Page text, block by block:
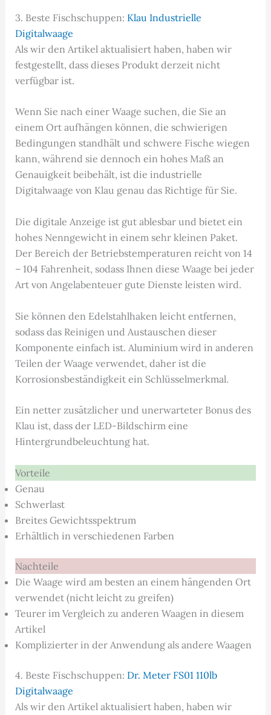
3. Beste Fischschuppen: Klau Industrielle
Digitalwaage
Als wir den Artikel aktualisiert haben, haben wir
festgestellt, dass dieses Produkt derzeit nicht
verfügbar ist.
Wenn Sie nach einer Waage suchen, die Sie an
einem Ort aufhängen können, die schwierigen
Bedingungen standhält und schwere Fische wiegen
kann, während sie dennoch ein hohes Maß an
Genauigkeit beibehält, ist die industrielle
Digitalwaage von Klau genau das Richtige für Sie.
Die digitale Anzeige ist gut ablesbar und bietet ein
hohes Nenngewicht in einem sehr kleinen Paket.
Der Bereich der Betriebstemperaturen reicht von 14
– 104 Fahrenheit, sodass Ihnen diese Waage bei jeder
Art von Angelabenteuer gute Dienste leisten wird.
Sie können den Edelstahlhaken leicht entfernen,
sodass das Reinigen und Austauschen dieser
Komponente einfach ist. Aluminium wird in anderen
Teilen der Waage verwendet, daher ist die
Korrosionsbeständigkeit ein Schlüsselmerkmal.
Ein netter zusätzlicher und unerwarteter Bonus des
Klau ist, dass der LED-Bildschirm eine
Hintergrundbeleuchtung hat.
Vorteile
Genau
Schwerlast
Breites Gewichtsspektrum
Erhältlich in verschiedenen Farben
Nachteile
Die Waage wird am besten an einem hängenden Ort
verwendet (nicht leicht zu greifen)
Teurer im Vergleich zu anderen Waagen in diesem
Artikel
Komplizierter in der Anwendung als andere Waagen
4. Beste Fischschuppen: Dr. Meter FS01 110lb
Digitalwaage
Als wir den Artikel aktualisiert haben, haben wir